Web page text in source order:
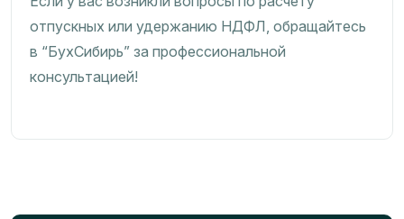
отпускных или удержанию НДФЛ, обращайтесь
в “БухСибирь” за профессиональной
консультацией!